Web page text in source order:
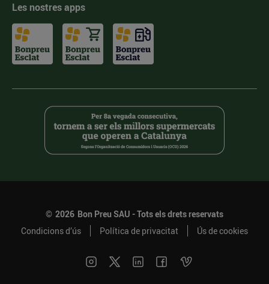
Les nostres apps
© 2026 Bon Preu SAU - Tots els drets reservats
Condicions d’ús
Política de privacitat Ús de cookies